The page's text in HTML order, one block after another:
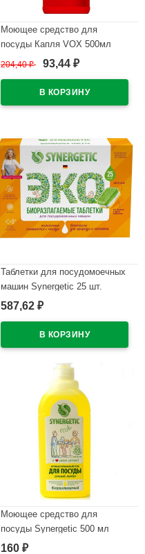
Моющее средство для
посуды Капля VOX 500мл
204,40₽ 93,44 ₽
Таблетки для посудомоечных
машин Synergetic 25 шт.
арт.102025 (Ст.12)
587,62 ₽
Моющее средство для
посуды Synergetic 500 мл
Лимон арт. 103051/14
160 ₽